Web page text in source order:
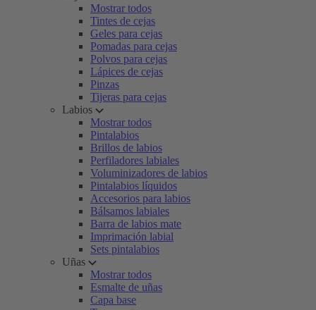
Mostrar todos
Tintes de cejas
Geles para cejas
Pomadas para cejas
Polvos para cejas
Lápices de cejas
Pinzas
Tijeras para cejas
Labios
Mostrar todos
Pintalabios
Brillos de labios
Perfiladores labiales
Voluminizadores de labios
Pintalabios líquidos
Accesorios para labios
Bálsamos labiales
Barra de labios mate
Imprimación labial
Sets pintalabios
Uñas
Mostrar todos
Esmalte de uñas
Capa base